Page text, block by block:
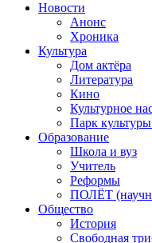
Новости
Анонс
Хроника
Культура
Дом актёра
Литература
Кино
Культурное
Парк
Образование
Школа и вуз
Учитель
Реформы
ПОЛЁТ
Общество
История
Свободная